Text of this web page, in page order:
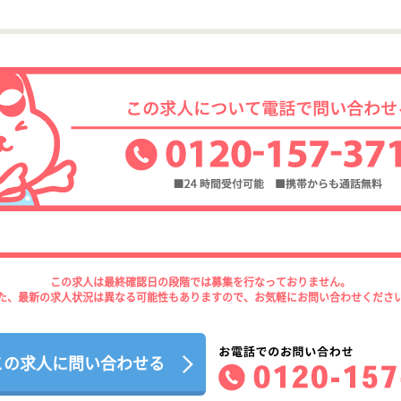
この求人は最終確認日の段階では募集を行なっておりません。
、最新の求人状況は異なる可能性もありますので、お気軽にお問い合わせくださ
求人に問い合わせる